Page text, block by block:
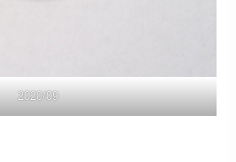
2020/09